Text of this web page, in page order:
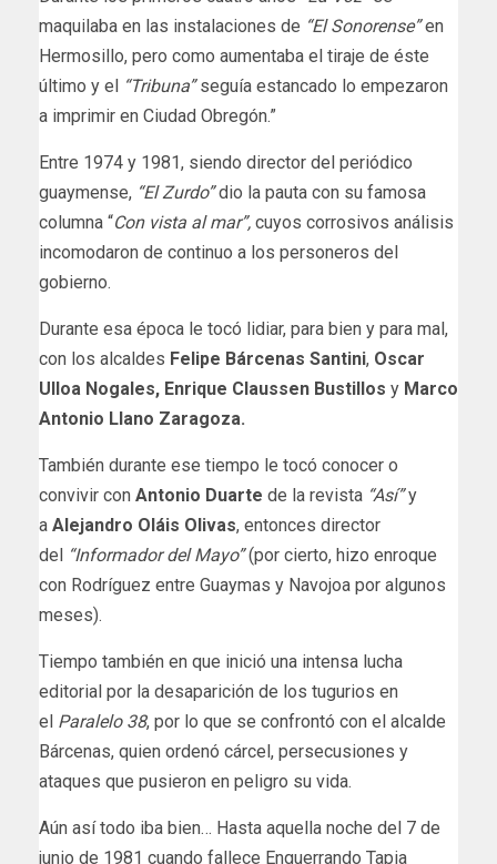
maquilaba en las instalaciones de “El Sonorense”en
Hermosillo, pero como aumentaba el tiraje de éste
último y el “Tribuna”seguía estancado lo empezaron
a imprimir en Ciudad Obregón.”
Entre 1974 y 1981, siendo director del periódico
guaymense, “El Zurdo”dio la pauta con su famosa
columna “Con vista al mar”, cuyos corrosivos análisis
incomodaron de continuo a los personeros del
gobierno.
Durante esa época le tocó lidiar, para bien y para mal,
con los alcaldes Felipe Bárcenas Santini, Oscar
Ulloa Nogales, Enrique Claussen Bustillos y Marco
Antonio Llano Zaragoza.
También durante ese tiempo le tocó conocer o
convivir con Antonio Duarte de la revista “Así”y
a Alejandro Oláis Olivas, entonces director
del “Informador del Mayo”(por cierto, hizo enroque
con Rodríguez entre Guaymas y Navojoa por algunos
meses).
Tiempo también en que inició una intensa lucha
editorial por la desaparición de los tugurios en
el Paralelo 38, por lo que se confrontó con el alcalde
Bárcenas, quien ordenó cárcel, persecusiones y
ataques que pusieron en peligro su vida.
Aún así todo iba bien… Hasta aquella noche del 7 de
junio de 1981 cuando fallece Enguerrando Tapia